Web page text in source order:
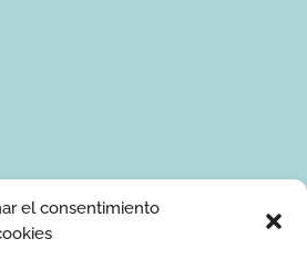
el consentimiento
serán tratados por Ponle Arte
sobre manualidades. La base legal